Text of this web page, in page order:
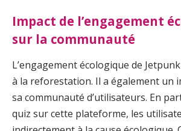
Impact de l’engagement
sur la communauté
L’engagement écologique de
à la reforestation. Il a également un
sa communauté d’utilisateurs. En
quiz sur cette plateforme, les